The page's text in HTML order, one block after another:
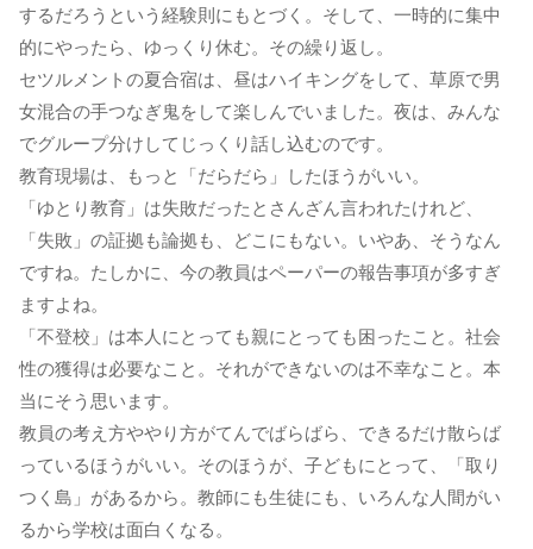
するだろうという経験則にもとづく。そして、一時的に集中
的にやったら、ゆっくり休む。その繰り返し。
セツルメントの夏合宿は、昼はハイキングをして、草原で男
女混合の手つなぎ鬼をして楽しんでいました。夜は、みんな
でグループ分けしてじっくり話し込むのです。
教育現場は、もっと「だらだら」したほうがいい。
「ゆとり教育」は失敗だったとさんざん言われたけれど、
「失敗」の証拠も論拠も、どこにもない。いやあ、そうなん
ですね。たしかに、今の教員はペーパーの報告事項が多すぎ
ますよね。
「不登校」は本人にとっても親にとっても困ったこと。社会
性の獲得は必要なこと。それができないのは不幸なこと。本
当にそう思います。
教員の考え方ややり方がてんでばらばら、できるだけ散らば
っているほうがいい。そのほうが、子どもにとって、「取り
つく島」があるから。教師にも生徒にも、いろんな人間がい
るから学校は面白くなる。